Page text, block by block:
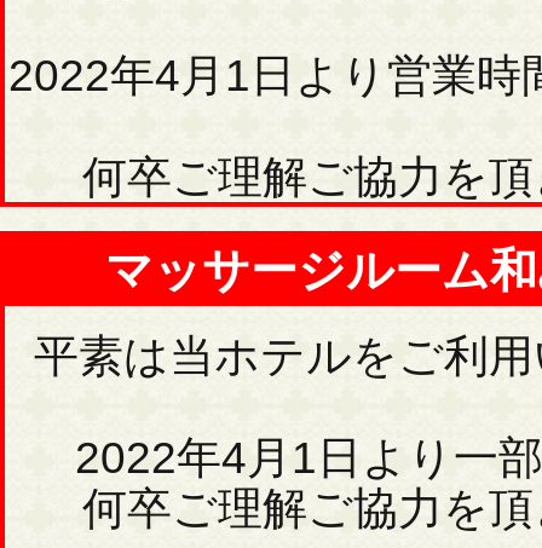
2022年4月1日より営業
何卒ご理解ご協力を
マッサージルーム
平素は当ホテルをご利
2022年4月1日より一
何卒ご理解ご協力を